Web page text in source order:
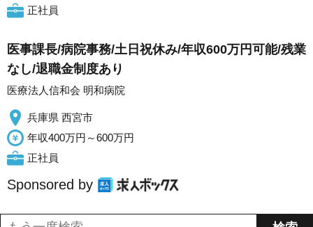
正社員
医事課長/病院事務/土日祝休み/年収600万円可能/残業
なし/退職金制度あり
医療法人信和会 明和病院
兵庫県 西宮市
年収400万円～600万円
正社員
Sponsored by